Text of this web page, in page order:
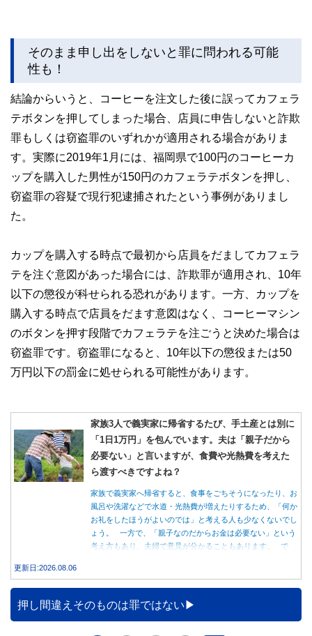
そのまま申し出をしないと罪に問われる可能
性も！
結論からいうと、コーヒーを注文した後に誤ってカフェラ
テボタンを押してしまった場合、店員に申告しないと詐欺
罪もしくは窃盗罪のいずれかが適用される場合がありま
す。実際に2019年1月には、福岡県で100円のコーヒーカ
ップを購入した男性が150円のカフェラテボタンを押し、
窃盗罪の容疑で現行犯逮捕されたという事例がありまし
た。
カップを購入する時点で最初から店員をだましてカフェラ
テを注ぐ意図があった場合には、詐欺罪が適用され、10年
以下の懲役が科せられる恐れがあります。一方、カップを
購入する時点で店員をだます意図はなく、コーヒーマシン
のボタンを押す段階でカフェラテを注ごうと決めた場合は
窃盗罪です。窃盗罪になると、10年以下の懲役または50
万円以下の罰金に処せられる可能性があります。
家族3人で義実家に帰省するたび、手土産とは別に
「1日1万円」を包んでいます。夫は「親子だから
必要ない」と言いますが、食費や光熱費を考えた
ら渡すべきですよね？
家族で義実家へ帰省すると、食事をごちそうになったり、お
風呂や洗濯などで水道・光熱費が増えたりするため、「何か
お礼をしたほうがよいのでは」と考える人も少なくないでし
ょう。 一方で、「親子なのだからお金は必要ない」という
考え方もあり、夫婦で意見が分かることもあります。 で
更新日:2026.08.06
押し間違えそのものは罪ではない